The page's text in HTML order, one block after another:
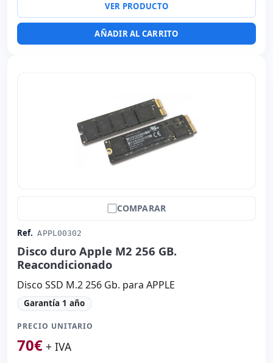
VER PRODUCTO
AÑADIR AL CARRITO
COMPARAR
Ref. APPL00302
Disco duro Apple M2 256 GB.
Reacondicionado
Disco SSD M.2 256 Gb. para APPLE
Garantía 1 año
PRECIO UNITARIO
70€ + IVA